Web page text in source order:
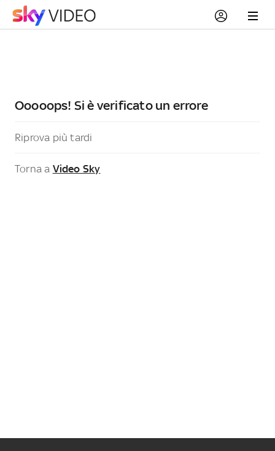
Ooooops! Si è verificato un errore
Riprova più tardi
Torna a Video Sky